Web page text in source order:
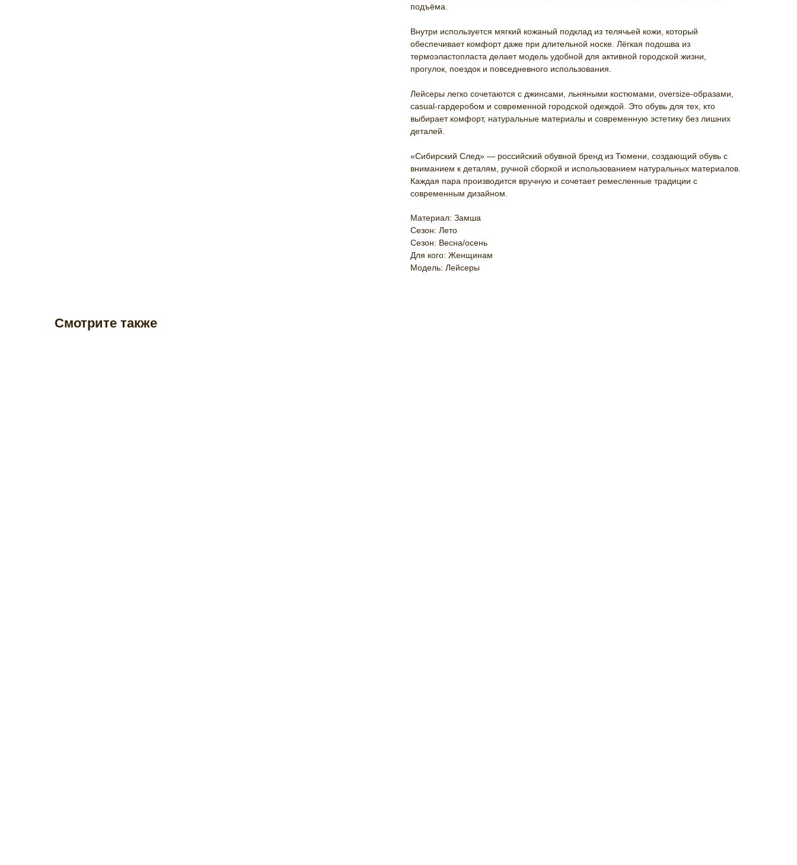
подъёма.
Внутри используется мягкий кожаный подклад из телячьей кожи, который
обеспечивает комфорт даже при длительной носке. Лёгкая подошва из
термоэластопласта делает модель удобной для активной городской жизни,
прогулок, поездок и повседневного использования.
Лейсеры легко сочетаются с джинсами, льняными костюмами, oversize-образами,
casual-гардеробом и современной городской одеждой. Это обувь для тех, кто
выбирает комфорт, натуральные материалы и современную эстетику без лишних
деталей.
«Сибирский След» — российский обувной бренд из Тюмени, создающий обувь с
вниманием к деталям, ручной сборкой и использованием натуральных материалов.
Каждая пара производится вручную и сочетает ремесленные традиции с
современным дизайном.
Материал: Замша
Сезон: Лето
Сезон: Весна/осень
Для кого: Женщинам
Модель: Лейсеры
Смотрите также